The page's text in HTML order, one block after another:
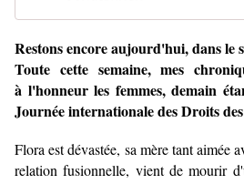
Restons encore aujourd'hui, dans le
Toute cette semaine, mes
à l'honneur les femmes, demain
Journée internationale des Droits
Flora est dévastée, sa mère tant aimée
relation fusionnelle, vient de mourir